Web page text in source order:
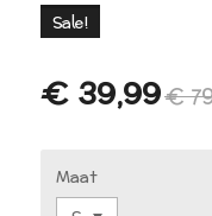
Sale!
€ 39,99€
Maat